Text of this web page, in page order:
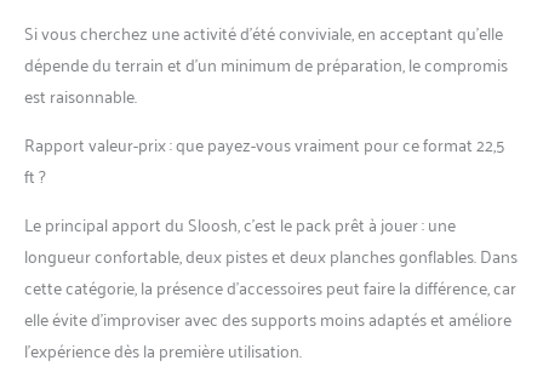
Si vous cherchez une activité d’été conviviale, en acceptant qu’elle
dépende du terrain et d’un minimum de préparation, le compromis
est raisonnable.
Rapport valeur-prix : que payez-vous vraiment pour ce format 22,5
ft ?
Le principal apport du Sloosh, c’est le pack prêt à jouer : une
longueur confortable, deux pistes et deux planches gonflables. Dans
cette catégorie, la présence d’accessoires peut faire la différence, car
elle évite d’improviser avec des supports moins adaptés et améliore
l’expérience dès la première utilisation.